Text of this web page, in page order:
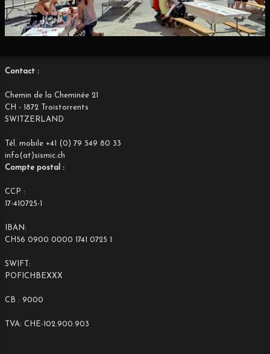
Contact :
Chemin de la Cheminée 21
CH - 1872 Troistorrents
SWITZERLAND
Tél. mobile +41 (0) 79 549 80 33
info(at)sismic.ch
Compte postal :
CCP :
17-410725-1
IBAN:
CH56 0900 0000 1741 0725 1
SWIFT:
POFICHBEXXX
CB : 9000
TVA: CHE-102.900.903